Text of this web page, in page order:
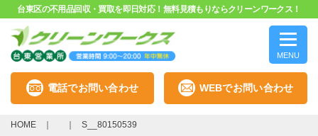
台東区の不用品回収・買取を即日対応！無料見積もりならクリーンワークス！
MENU
電話でお問い合わせ WEBでお問い合わせ
HOME S__80150539